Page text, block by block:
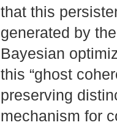
that this
generated by
Bayesian
this “ghost
preserving
mechanism for